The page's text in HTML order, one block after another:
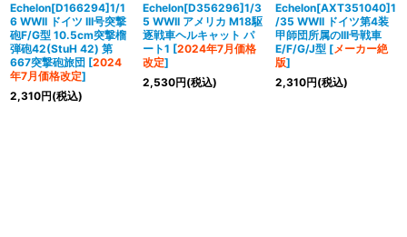
Echelon[D166294]1/1
6 WWII ドイツ III号突撃
砲F/G型 10.5cm突撃榴
弾砲42(StuH 42) 第
667突撃砲旅団 [2024
年7月価格改定]
2,310円(税込)
Echelon[D356296]1/3
5 WWII アメリカ M18駆
逐戦車ヘルキャット パ
ート1 [2024年7月価格
改定]
2,530円(税込)
Echelon[AXT351040]1
/35 WWII ドイツ第4装
甲師団所属のIII号戦車
E/F/G/J型 [メーカー絶
版]
2,310円(税込)